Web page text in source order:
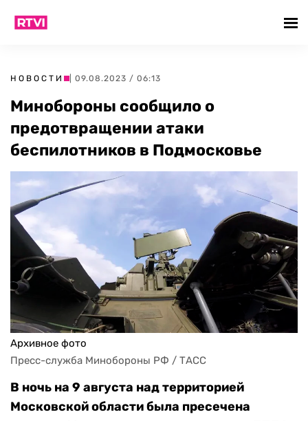
НОВОСТИ | 09.08.2023 / 06:13
Минобороны сообщило о
предотвращении атаки
беспилотников в Подмосковье
Архивное фото
Пресс-служба Минобороны РФ / ТАСС
В ночь на 9 августа над территорией
Московской области была пресечена